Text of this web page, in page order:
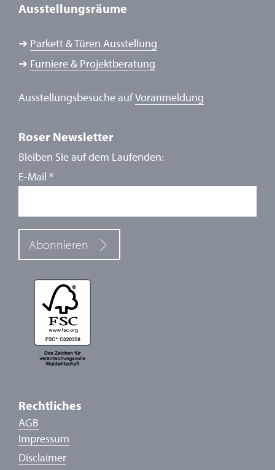
Ausstellungsräume
➔ Parkett & Türen Ausstellung
➔ Furniere & Projektberatung
Ausstellungsbesuche aufVoranmeldung
Roser Newsletter
Bleiben Sie auf dem Laufenden:
E-Mail *
Abonnieren
Rechtliches
AGB
Impressum
Disclaimer